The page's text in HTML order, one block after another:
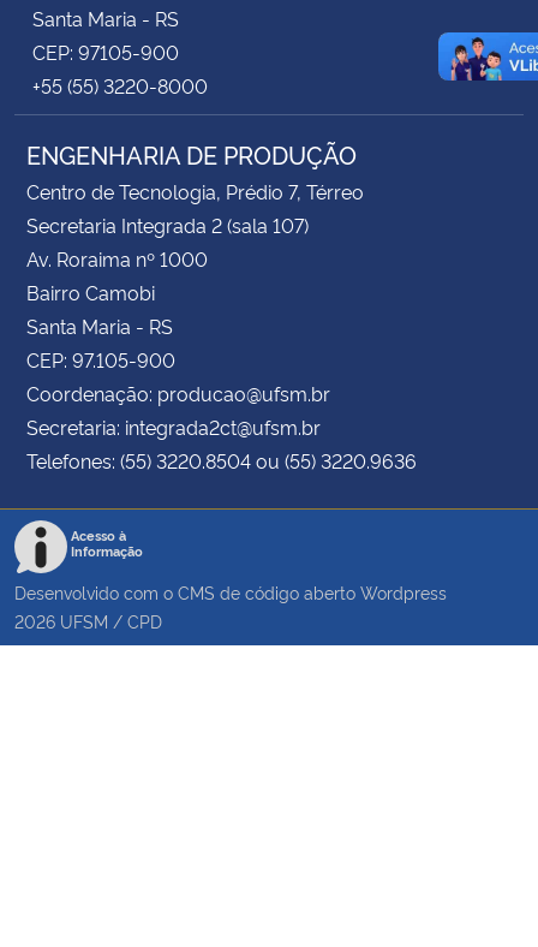
Gabinete de Segurança Institucional
Advocacia-Geral da União
Santa Maria - RS
CEP: 97105-900
+55 (55) 3220-8000
ENGENHARIA DE PRODUÇÃO
Centro de Tecnologia, Prédio 7, Térreo
Secretaria Integrada 2 (sala 107)
Av. Roraima nº 1000
Bairro Camobi
Santa Maria - RS
CEP: 97.105-900
Coordenação: producao@ufsm.br
Secretaria: integrada2ct@ufsm.br
Telefones: (55) 3220.8504 ou (55) 3220.9636
Acesso à
Informação
Desenvolvido com o CMS de código aberto Wordpress
2026 UFSM / CPD